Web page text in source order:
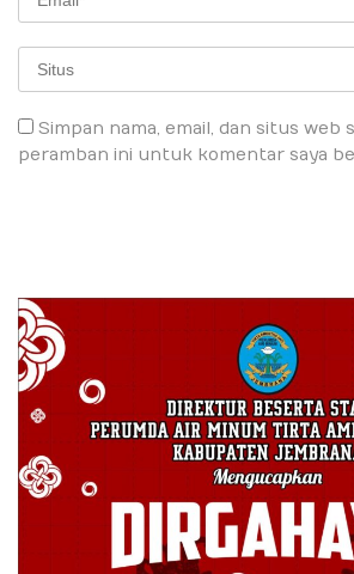
Simpan nama, email, dan situs web
peramban ini untuk komentar saya